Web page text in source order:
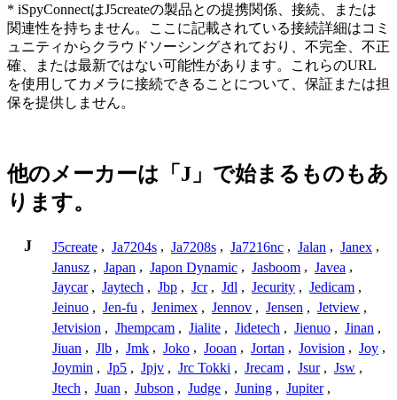
* iSpyConnectはJ5createの製品との提携関係、接続、または
関連性を持ちません。ここに記載されている接続詳細はコミ
ュニティからクラウドソーシングされており、不完全、不正
確、または最新ではない可能性があります。これらのURL
を使用してカメラに接続できることについて、保証または担
保を提供しません。
他のメーカーは「J」で始まるものもあ
ります。
J J5create , Ja7204s , Ja7208s , Ja7216nc , Jalan , Janex ,
Janusz , Japan , Japon Dynamic , Jasboom , Javea ,
Jaycar , Jaytech , Jbp , Jcr , Jdl , Jecurity , Jedicam ,
Jeinuo , Jen-fu , Jenimex , Jennov , Jensen , Jetview ,
Jetvision , Jhempcam , Jialite , Jidetech , Jienuo , Jinan ,
Jiuan , Jlb , Jmk , Joko , Jooan , Jortan , Jovision , Joy ,
Joymin , Jp5 , Jpjv , Jrc Tokki , Jrecam , Jsur , Jsw ,
Jtech , Juan , Jubson , Judge , Juning , Jupiter ,